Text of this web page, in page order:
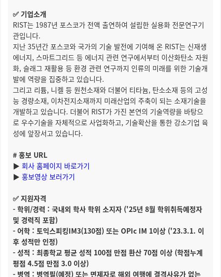
✅ 기업소개
RIST는 1987년 포스코가 전액 출연하여 설립한 실용화 전문연구기
관입니다.
지난 35년간 포스코와 국가의 기술 발전에 기여해 온 RIST는 신재생
에너지, 스마트그리드 등 에너지 관련 연구에서부터 이산화탄소 자원
화, 슬래그 재활용 등 환경 관련 연구까지 인류의 미래를 위한 기술개
발에 역량을 집중하고 있습니다.
그리고 리튬, 니켈 등 원천소재와 더불어 티타늄, 탄소소재 등의 고성
능 경량소재, 이차전지소재까지 미래산업의 주축이 되는 소재기술을
개발하고 있습니다. 더불어 RIST가 가진 본연의 기술역량을 바탕으
로 우수기술을 자체적으로 사업화하고, 기술확산을 통한 강소기업 육
성에 앞장서고 있습니다.
# 홍보 URL
▶ 회사 홈페이지 바로가기
▶ 홍보영상 보러가기
✅ 지원자격
- 학위/경력 : 국내외 학사 학위 소지자 ('25년 8월 학위취득예정자
및 경력직 포함)
- 어학 : 토익스피킹IM3(130점) 또는 OPIc IM 1이상 ('23.3.1. 이
후 성적만 인정)
- 성적 : 최종학교 평균 성적 100점 만점 환산 70점 이상 (학점누계
평점 4.5점 만점 3.0 이상)
- 병역 : 병역필(예정) 또는 면제자로 해외 여행에 결격사유가 없는